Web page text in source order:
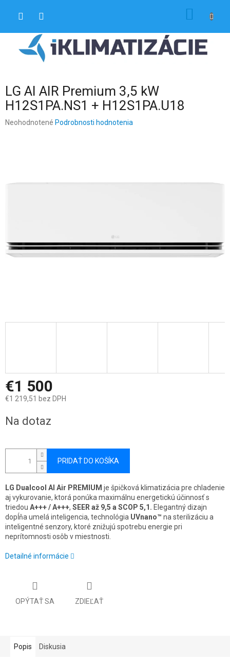
LG AI AIR Premium 3,5 kW
H12S1PA.NS1 + H12S1PA.U18
Priemerné
Neohodnotené Podrobnosti hodnotenia
€1 500
€1 219,51 bez DPH
cena:
Na dotaz
PRIDAŤ DO KOŠÍKA
LG Dualcool AI Air PREMIUM je špičková klimatizácia pre chladenie
aj vykurovanie, ktorá ponúka maximálnu energetickú účinnosť s
triedou A+++ / A+++, SEER až 9,5 a SCOP 5,1. Elegantný dizajn
dopĺňa umelá inteligencia, technológia UVnano™ na sterilizáciu a
inteligentné senzory, ktoré znižujú spotrebu energie pri
neprítomnosti osôb v miestnosti.
Detailné informácie
OPÝTAŤ SA ZDIEĽAŤ
Popis Diskusia